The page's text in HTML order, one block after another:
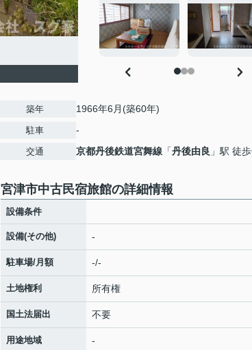
築年 1966年6月(築60年)
駐車 -
交通 京都丹後鉄道宮舞線 「丹後由良 」駅 徒
宮津市中古民宿旅館の詳細情報
設備条件
設備(その他) -
駐車場/月額 -/-
土地権利 所有権
国土法届出 不要
用途地域 -